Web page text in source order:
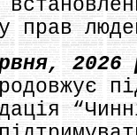
прав